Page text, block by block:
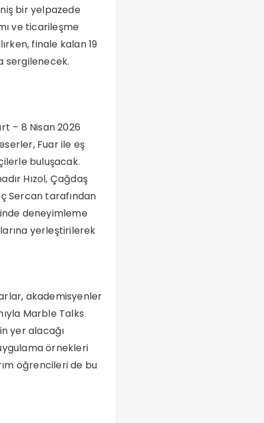
bir yelpazede
ve ticarileşme
finale kalan 19
sergilenecek.
– 8 Nisan 2026
Fuar ile eş
buluşacak.
Hızol, Çağdaş
Sercan tarafından
deneyimleme
yerleştirilerek
akademisyenler
Marble Talks
yer alacağı
örnekleri
öğrencileri de bu